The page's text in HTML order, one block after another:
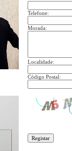
Telefone:
Morada:
Localidade:
Código Postal: